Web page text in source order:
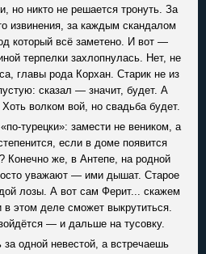
но никто не решается тронуть. За
извинения, за каждым скандалом
который всё заметено. И вот —
терпелки захлопнулась. Нет, не
главы рода Корхан. Старик не из
сказал — значит, будет. А
волком вой, но свадьба будет.
турецки»: замести не веником, а
если в доме появится
Конечно же, в Антепе, на родной
уважают — ими дышат. Старое
лозы. А вот сам Ферит... скажем
этом деле сможет выкрутиться.
— и дальше на тусовку.
одной невестой, а встречаешь